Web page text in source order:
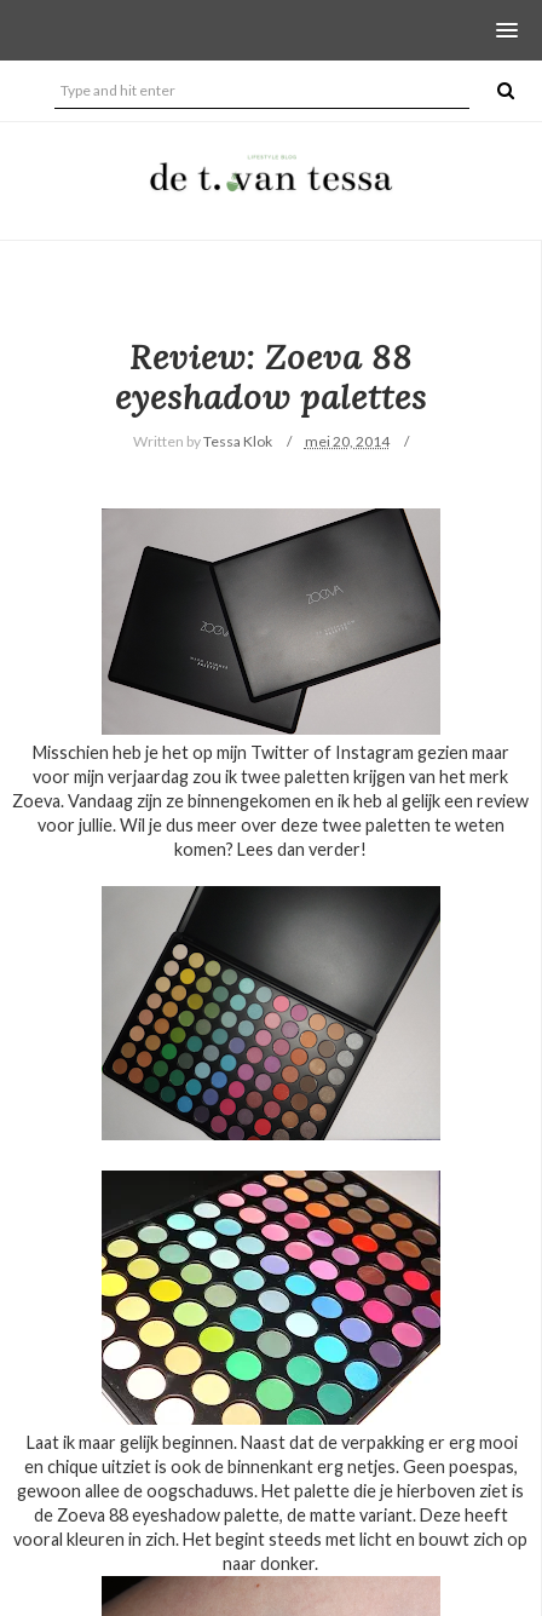
Review: Zoeva 88
eyeshadow palettes
Written byTessa Klok mei 20, 2014
Misschien heb je het op mijn Twitter of Instagram gezien maar
voor mijn verjaardag zou ik twee paletten krijgen van het merk
Zoeva. Vandaag zijn ze binnengekomen en ik heb al gelijk een review
voor jullie. Wil je dus meer over deze twee paletten te weten
komen? Lees dan verder!
Laat ik maar gelijk beginnen. Naast dat de verpakking er erg mooi
en chique uitziet is ook de binnenkant erg netjes. Geen poespas,
gewoon allee de oogschaduws. Het palette die je hierboven ziet is
de Zoeva 88 eyeshadow palette, de matte variant. Deze heeft
vooral kleuren in zich. Het begint steeds met licht en bouwt zich op
naar donker.